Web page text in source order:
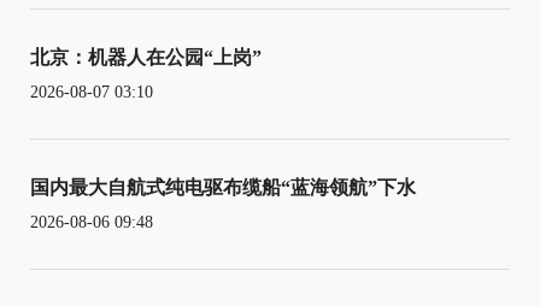
北京：机器人在公园“上岗”
2026-08-07 03:10
国内最大自航式纯电驱布缆船“蓝海领航”下水
2026-08-06 09:48